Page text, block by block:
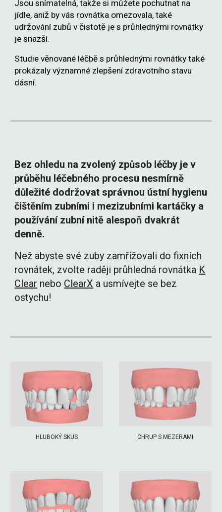
Jsou snímatelná, takže si můžete pochutnat na
jídle, aniž by vás rovnátka omezovala, také
udržování zubů v čistotě je s průhlednými rovnátky
je snazší.
Studie věnované léčbě s průhlednými rovnátky také
prokázaly významné zlepšení zdravotního stavu
dásní.
Bez ohledu na zvolený způsob léčby je v
průběhu léčebného procesu nesmírně
důležité dodržovat správnou ústní hygienu
čištěním zubními i mezizubními kartáčky a
používání zubní nitě alespoň dvakrát
denně.
Než abyste své zuby zamřížovali do fixních
rovnátek, zvolte raději průhledná rovnátka K
Clear nebo ClearX a usmívejte se bez
ostychu!
HLUBOKÝ SKUS CHRUP S MEZERAMI